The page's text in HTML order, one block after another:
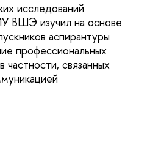
исследований
ВШЭ изучил на основе
аспирантуры
профессиональных
частности, связанных